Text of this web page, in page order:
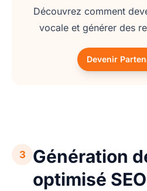
Découvrez comment
vocale et générer des
Devenir
3
Génération
optimisé SEO